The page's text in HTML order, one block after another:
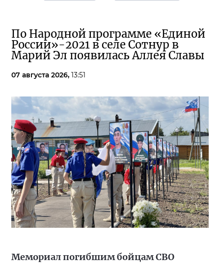
По Народной программе «Единой
России»-2021 в селе Сотнур в
Марий Эл появилась Аллея Славы
07 августа 2026, 13:51
Мемориал погибшим бойцам СВО